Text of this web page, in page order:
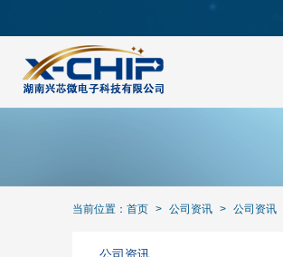
当前位置： 首页 > 公司资讯 > 公司资讯
公司资讯